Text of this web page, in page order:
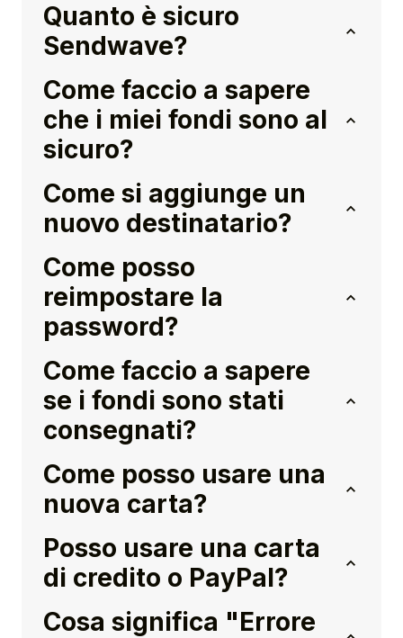
Quanto è sicuro
Sendwave?
Come faccio a sapere
che i miei fondi sono al
sicuro?
Come si aggiunge un
nuovo destinatario?
Come posso
reimpostare la
password?
Come faccio a sapere
se i fondi sono stati
consegnati?
Come posso usare una
nuova carta?
Posso usare una carta
di credito o PayPal?
Cosa significa "Errore